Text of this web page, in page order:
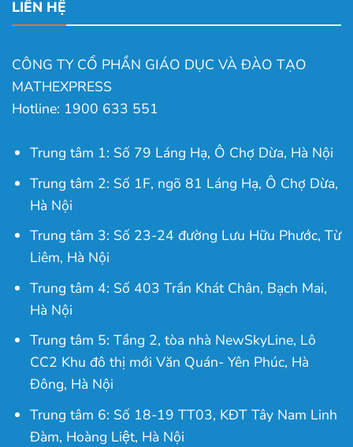
LIÊN HỆ
CÔNG TY CỔ PHẦN GIÁO DỤC VÀ ĐÀO TẠO
MATHEXPRESS
Hotline: 1900 633 551
Trung tâm 1: Số 79 Láng Hạ, Ô Chợ Dừa, Hà Nội
Trung tâm 2: Số 1F, ngõ 81 Láng Hạ, Ô Chợ Dừa,
Hà Nội
Trung tâm 3: Số 23-24 đường Lưu Hữu Phước, Từ
Liêm, Hà Nội
Trung tâm 4: Số 403 Trần Khát Chân, Bạch Mai,
Hà Nội
Trung tâm 5: Tầng 2, tòa nhà NewSkyLine, Lô
CC2 Khu đô thị mới Văn Quán- Yên Phúc, Hà
Đông, Hà Nội
Trung tâm 6: Số 18-19 TT03, KĐT Tây Nam Linh
Đàm, Hoàng Liệt, Hà Nội